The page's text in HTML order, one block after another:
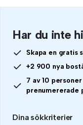
Har du inte
Skapa en gratis
+2 900 nya
7 av 10
prenumererade
Dina sökkriterier